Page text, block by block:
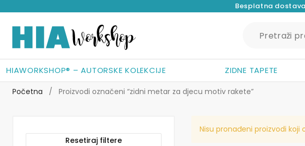
Besplatna dostava
HIAWORKSHOP® – AUTORSKE KOLEKCIJE ZIDNE TAPETE
Preskoči
na
navigaciju
Skoči
do
sadržaja
Početna / Proizvodi označeni “zidni metar za djecu motiv rakete”
Nisu pronađeni proizvodi
Resetiraj filtere